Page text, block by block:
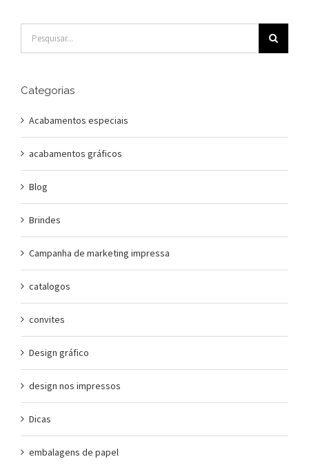
resultados
Categorias
Acabamentos especiais
acabamentos gráficos
Blog
Brindes
Campanha de marketing impressa
catalogos
convites
Design gráfico
design nos impressos
Dicas
embalagens de papel